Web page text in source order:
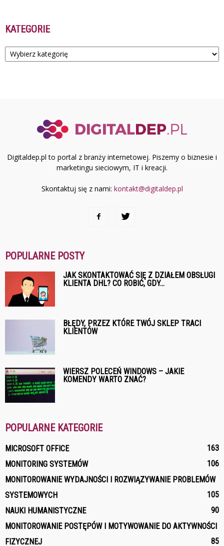
KATEGORIE
Kategorie
Digitaldep.pl to portal z branży internetowej. Piszemy o biznesie i
marketingu sieciowym, IT i kreacji.
Skontaktuj się z nami: kontakt@digitaldep.pl
POPULARNE POSTY
JAK SKONTAKTOWAĆ SIĘ Z DZIAŁEM OBSŁUGI
KLIENTA DHL? CO ROBIĆ, GDY...
BŁĘDY, PRZEZ KTÓRE TWÓJ SKLEP TRACI
KLIENTÓW
WIERSZ POLECEŃ WINDOWS – JAKIE
KOMENDY WARTO ZNAĆ?
POPULARNE KATEGORIE
MICROSOFT OFFICE
163
MONITORING SYSTEMÓW
106
MONITOROWANIE WYDAJNOŚCI I ROZWIĄZYWANIE PROBLEMÓW
SYSTEMOWYCH
105
NAUKI HUMANISTYCZNE
90
MONITOROWANIE POSTĘPÓW I MOTYWOWANIE DO AKTYWNOŚCI
FIZYCZNEJ
85